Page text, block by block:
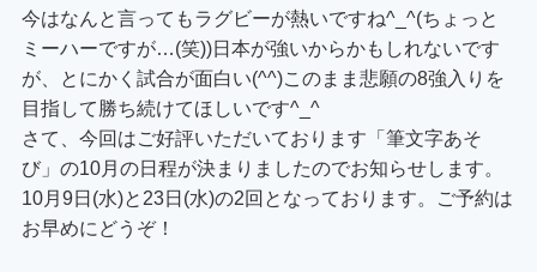
今はなんと言ってもラグビーが熱いですね^_^(ちょっと
ミーハーですが…(笑))日本が強いからかもしれないです
が、とにかく試合が面白い(^^)このまま悲願の8強入りを
目指して勝ち続けてほしいです^_^
さて、今回はご好評いただいております「筆文字あそ
び」の10月の日程が決まりましたのでお知らせします。
10月9日(水)と23日(水)の2回となっております。ご予約は
お早めにどうぞ！